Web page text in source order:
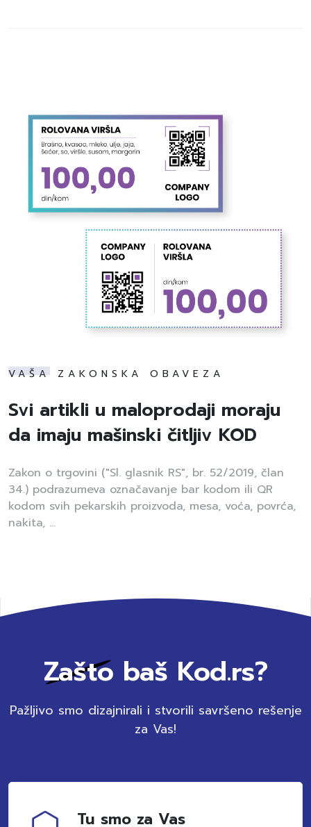
VAŠA ZAKONSKA OBAVEZA
Svi artikli u maloprodaji moraju
da imaju mašinski čitljiv KOD
Zakon o trgovini ("Sl. glasnik RS", br. 52/2019, član
34.) podrazumeva označavanje bar kodom ili QR
kodom svih pekarskih proizvoda, mesa, voća, povrća,
nakita, ...
Zašto baš Kod.rs?
Pažljivo smo dizajnirali i stvorili savršeno rešenje
za Vas!
Tu smo za Vas